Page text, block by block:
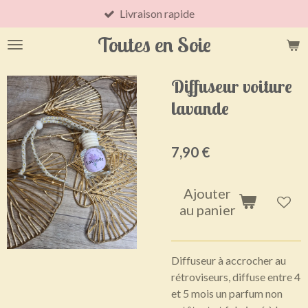
au
contenu
Toutes en Soie
Livraison rapide
Diffuseur voiture
lavande
7,90 €
Ajouter
au panier
Diffuseur à accrocher au
rétroviseurs, diffuse entre 4
et 5 mois un parfum non